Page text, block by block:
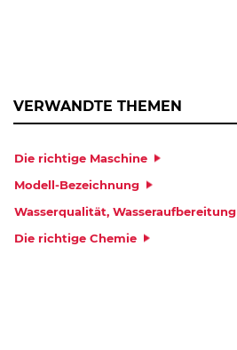
VERWANDTE THEMEN
Die richtige Maschine
Modell-Bezeichnung
Wasserqualität, Wasseraufbereitung
Die richtige Chemie